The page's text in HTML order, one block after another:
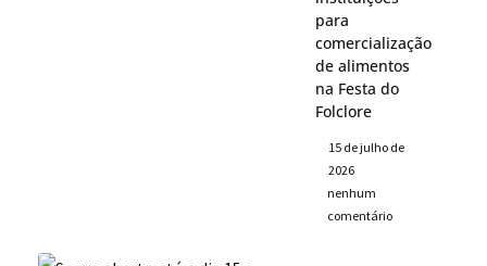
para
comercialização
de alimentos
na Festa do
Folclore
15 de julho de
2026
nenhum
comentário